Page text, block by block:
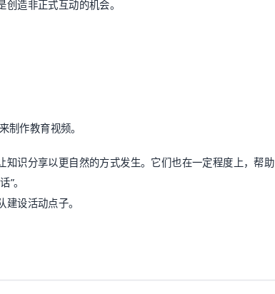
造非正式互动的机会。
制作教育视频。
知识分享以更自然的方式发生。它们也在一定程度上，帮助
。
建设活动点子。